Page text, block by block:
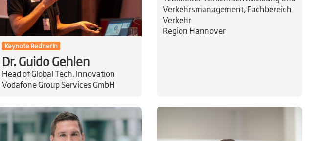
Keynote RednerIn
Dr. Guido Gehlen
Head of Global Tech. Innovation
Vodafone Group Services GmbH
Verkehrsmanagement, Fachbereich
Verkehr
Region Hannover